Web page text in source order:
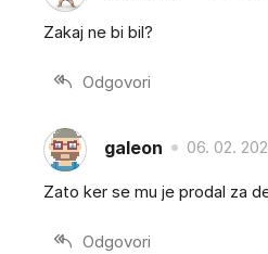
Zakaj ne bi bil?
Odgovori
galeon 06. 02.
Zato ker se mu je prodal za
Odgovori